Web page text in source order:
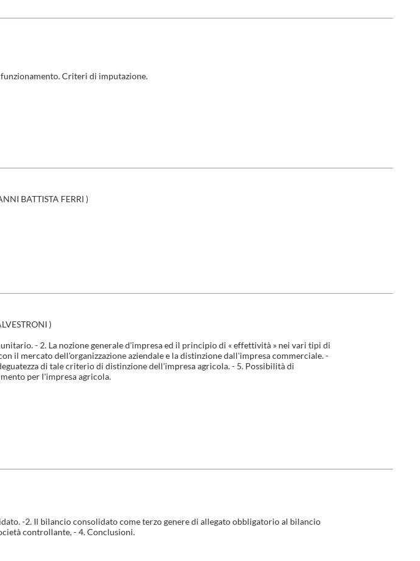
funzionamento. Criteri di imputazione.
BATTISTA FERRI )
)
- 2. La nozione generale d'impresa ed il principio di « effettività » nei vari tipi di
il mercato dell'organizzazione aziendale e la distinzione dall'impresa commerciale. -
di tale criterio di distinzione dell'impresa agricola. - 5. Possibilità di
per l'impresa agricola.
-2. Il bilancio consolidato come terzo genere di allegato obbligatorio al bilancio
controllante, - 4. Conclusioni.